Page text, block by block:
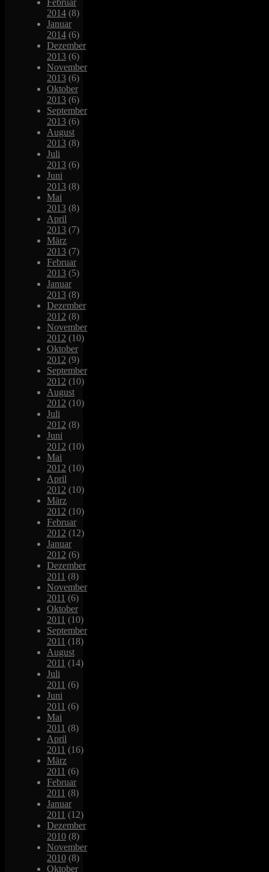
2014 (8)
Januar
2014 (6)
Dezember
2013 (6)
November
2013 (6)
Oktober
2013 (6)
September
2013 (6)
August
2013 (8)
Juli
2013 (6)
Juni
2013 (8)
Mai
2013 (8)
April
2013 (7)
März
2013 (7)
Februar
2013 (5)
Januar
2013 (8)
Dezember
2012 (8)
November
2012 (10)
Oktober
2012 (9)
September
2012 (10)
August
2012 (10)
Juli
2012 (8)
Juni
2012 (10)
Mai
2012 (10)
April
2012 (10)
März
2012 (10)
Februar
2012 (12)
Januar
2012 (6)
Dezember
2011 (8)
November
2011 (6)
Oktober
2011 (10)
September
2011 (18)
August
2011 (14)
Juli
2011 (6)
Juni
2011 (6)
Mai
2011 (8)
April
2011 (16)
März
2011 (6)
Februar
2011 (8)
Januar
2011 (12)
Dezember
2010 (8)
November
2010 (8)
Oktober